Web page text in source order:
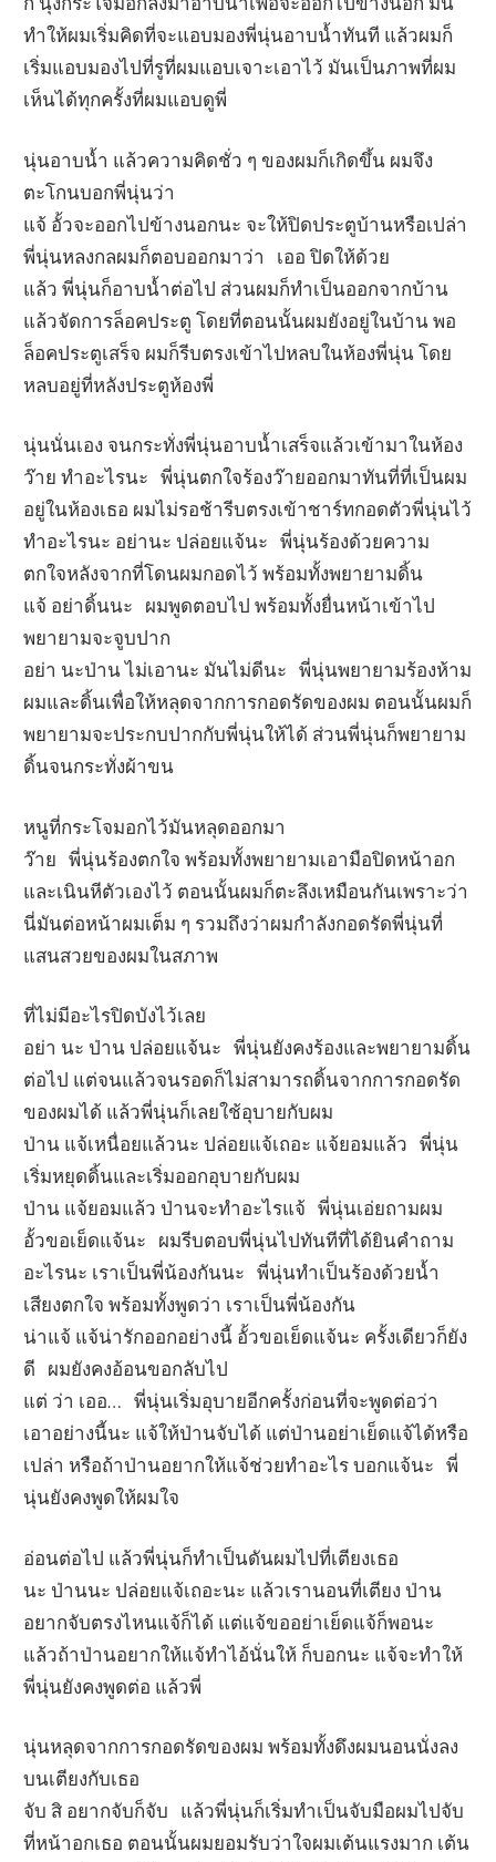
ทำให้ผมเริ่มคิดที่จะแอบมองพี่นุ่นอาบน้ำทันที แล้วผมก็
เริ่มแอบมองไปที่รูที่ผมแอบเจาะเอาไว้ มันเป็นภาพที่ผม
เห็นได้ทุกครั้งที่ผมแอบดูพี่
นุ่นอาบน้ำ แล้วความคิดชั่ว ๆ ของผมก็เกิดขึ้น ผมจึง
ตะโกนบอกพี่นุ่นว่า
แจ้ อั้วจะออกไปข้างนอกนะ จะให้ปิดประตูบ้านหรือเปล่า
พี่นุ่นหลงกลผมก็ตอบออกมาว่า เออ ปิดให้ด้วย
แล้ว พี่นุ่นก็อาบน้ำต่อไป ส่วนผมก็ทำเป็นออกจากบ้าน
แล้วจัดการล็อคประตู โดยที่ตอนนั้นผมยังอยู่ในบ้าน พอ
ล็อคประตูเสร็จ ผมก็รีบตรงเข้าไปหลบในห้องพี่นุ่น โดย
หลบอยู่ที่หลังประตูห้องพี่
นุ่นนั่นเอง จนกระทั่งพี่นุ่นอาบน้ำเสร็จแล้วเข้ามาในห้อง
ว๊าย ทำอะไรนะ พี่นุ่นตกใจร้องว๊ายออกมาทันที่ที่เป็นผม
อยู่ในห้องเธอ ผมไม่รอช้ารีบตรงเข้าชาร์ทกอดตัวพี่นุ่นไว้
ทำอะไรนะ อย่านะ ปล่อยแจ้นะ พี่นุ่นร้องด้วยความ
ตกใจหลังจากที่โดนผมกอดไว้ พร้อมทั้งพยายามดิ้น
แจ้ อย่าดิ้นนะ ผมพูดตอบไป พร้อมทั้งยื่นหน้าเข้าไป
พยายามจะจูบปาก
อย่า นะป่าน ไม่เอานะ มันไม่ดีนะ พี่นุ่นพยายามร้องห้าม
ผมและดิ้นเพื่อให้หลุดจากการกอดรัดของผม ตอนนั้นผมก็
พยายามจะประกบปากกับพี่นุ่นให้ได้ ส่วนพี่นุ่นก็พยายาม
ดิ้นจนกระทั่งผ้าขน
หนูที่กระโจมอกไว้มันหลุดออกมา
ว๊าย พี่นุ่นร้องตกใจ พร้อมทั้งพยายามเอามือปิดหน้าอก
และเนินหีตัวเองไว้ ตอนนั้นผมก็ตะลึงเหมือนกันเพราะว่า
นี่มันต่อหน้าผมเต็ม ๆ รวมถึงว่าผมกำลังกอดรัดพี่นุ่นที่
แสนสวยของผมในสภาพ
ที่ไม่มีอะไรปิดบังไว้เลย
อย่า นะ ป่าน ปล่อยแจ้นะ พี่นุ่นยังคงร้องและพยายามดิ้น
ต่อไป แต่จนแล้วจนรอดก็ไม่สามารถดิ้นจากการกอดรัด
ของผมได้ แล้วพี่นุ่นก็เลยใช้อุบายกับผม
ป่าน แจ้เหนื่อยแล้วนะ ปล่อยแจ้เถอะ แจ้ยอมแล้ว พี่นุ่น
เริ่มหยุดดิ้นและเริ่มออกอุบายกับผม
ป่าน แจ้ยอมแล้ว ป่านจะทำอะไรแจ้ พี่นุ่นเอ่ยถามผม
อั้วขอเย็ดแจ้นะ ผมรีบตอบพี่นุ่นไปทันทีที่ได้ยินคำถาม
อะไรนะ เราเป็นพี่น้องกันนะ พี่นุ่นทำเป็นร้องด้วยน้ำ
เสียงตกใจ พร้อมทั้งพูดว่า เราเป็นพี่น้องกัน
น่าแจ้ แจ้น่ารักออกอย่างนี้ อั้วขอเย็ดแจ้นะ ครั้งเดียวก็ยัง
ดี ผมยังคงอ้อนขอกลับไป
แต่ ว่า เออ… พี่นุ่นเริ่มอุบายอีกครั้งก่อนที่จะพูดต่อว่า
เอาอย่างนี้นะ แจ้ให้ป่านจับได้ แต่ป่านอย่าเย็ดแจ้ได้หรือ
เปล่า หรือถ้าป่านอยากให้แจ้ช่วยทำอะไร บอกแจ้นะ พี่
นุ่นยังคงพูดให้ผมใจ
อ่อนต่อไป แล้วพี่นุ่นก็ทำเป็นดันผมไปที่เตียงเธอ
นะ ป่านนะ ปล่อยแจ้เถอะนะ แล้วเรานอนที่เตียง ป่าน
อยากจับตรงไหนแจ้ก็ได้ แต่แจ้ขออย่าเย็ดแจ้ก็พอนะ
แล้วถ้าป่านอยากให้แจ้ทำไอ้นั่นให้ ก็บอกนะ แจ้จะทำให้
พี่นุ่นยังคงพูดต่อ แล้วพี่
นุ่นหลุดจากการกอดรัดของผม พร้อมทั้งดึงผมนอนนั่งลง
บนเตียงกับเธอ
จับ สิ อยากจับก็จับ แล้วพี่นุ่นก็เริ่มทำเป็นจับมือผมไปจับ
ที่หน้าอกเธอ ตอนนั้นผมยอมรับว่าใจผมเต้นแรงมาก เต้น